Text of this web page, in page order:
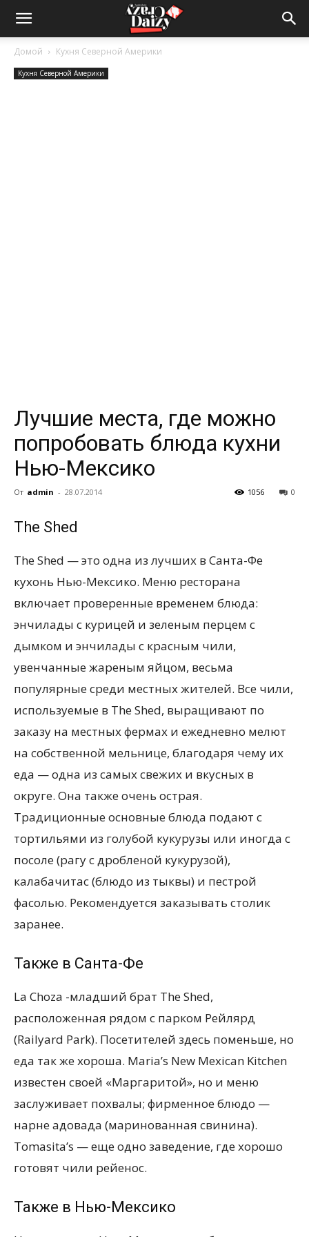
Crazy-
Daizy
Домой Кухня Северной Америки
Кухня Северной Америки
Лучшие места, где можно
попробовать блюда кухни
Нью-Мексико
От admin - 28.07.2014 0
1056
The Shed
The Shed — это одна из лучших в Санта-Фе
кухонь Нью-Мексико. Меню ресторана
включает проверенные временем блюда:
энчилады с курицей и зеленым перцем с
дымком и энчилады с красным чили,
увенчанные жареным яйцом, весьма
популярные среди местных жителей. Все чили,
используемые в The Shed, выращивают по
заказу на местных фермах и ежедневно мелют
на собственной мельнице, благодаря чему их
еда — одна из самых свежих и вкусных в
округе. Она также очень острая.
Традиционные основные блюда подают с
тортильями из голубой кукурузы или иногда с
посоле (рагу с дробленой кукурузой),
калабачитас (блюдо из тыквы) и пестрой
фасолью. Рекомендуется заказывать столик
заранее.
Также в Санта-Фе
La Choza -младший брат The Shed,
расположенная рядом с парком Рейлярд
(Railyard Park). Посетителей здесь поменьше, но
еда так же хороша. Maria’s New Mexican Kitchen
известен своей «Маргаритой», но и меню
заслуживает похвалы; фирменное блюдо —
нарне адовада (маринованная свинина).
Tomasita’s — еще одно заведение, где хорошо
готовят чили рейенос.
Также в Нью-Мексико